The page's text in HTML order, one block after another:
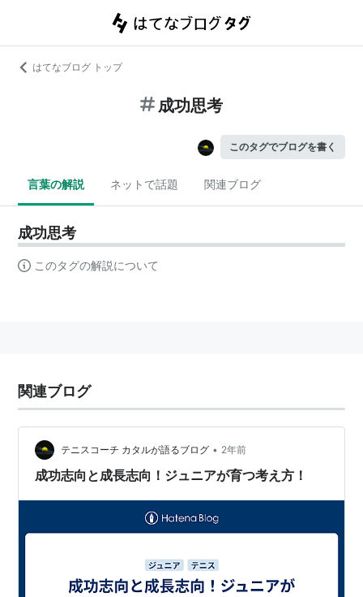
はてなブログ トップ
成功思考
このタグでブログを書く
言葉の解説 ネットで話題 関連ブログ
成功思考
このタグの解説について
関連ブログ
テニスコーチ カタルが語るブログ • 2年前
成功志向と成長志向！ジュニアが育つ考え方！